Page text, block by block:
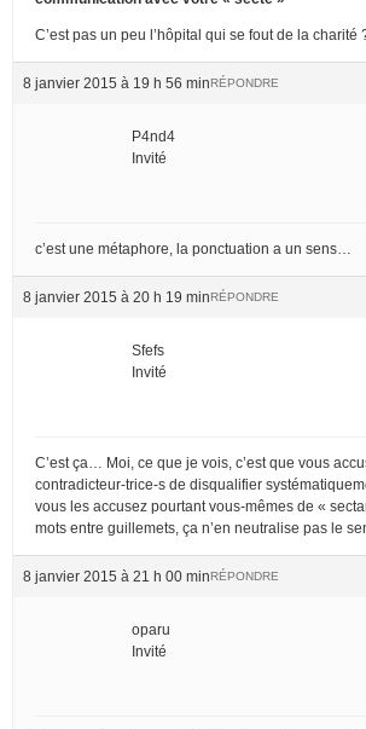
C’est pas un peu l’hôpital qui se fout de la charité
8 janvier 2015 à 19 h 56 minRÉPONDRE
P4nd4
Invité
c’est une métaphore, la ponctuation a un sens…
8 janvier 2015 à 20 h 19 minRÉPONDRE
Sfefs
Invité
C’est ça… Moi, ce que je vois, c’est que vous
contradicteur-trice-s de disqualifier
vous les accusez pourtant vous-mêmes de «
mots entre guillemets, ça n’en neutralise pas le
8 janvier 2015 à 21 h 00 minRÉPONDRE
oparu
Invité